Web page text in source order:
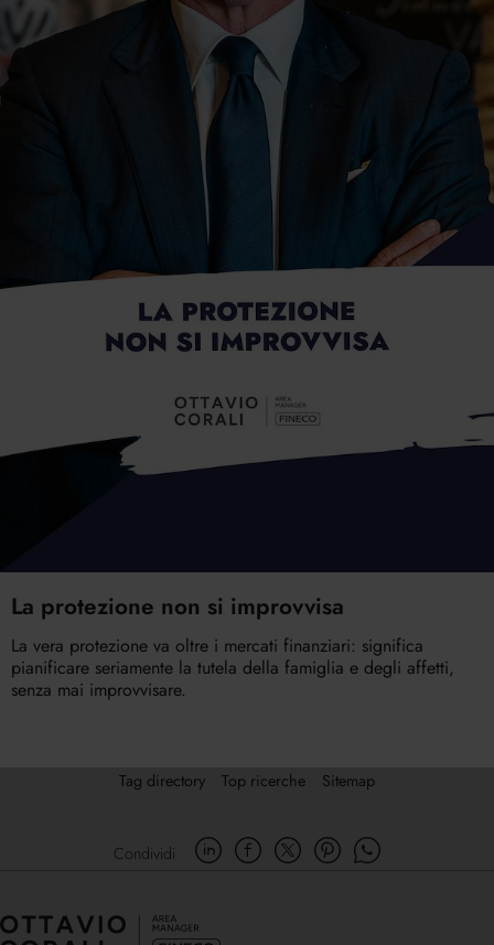
La protezione non si improvvisa
La vera protezione va oltre i mercati finanziari: significa
pianificare seriamente la tutela della famiglia e degli affetti,
senza mai improvvisare.
Tag directory Top ricerche Sitemap
Condividi